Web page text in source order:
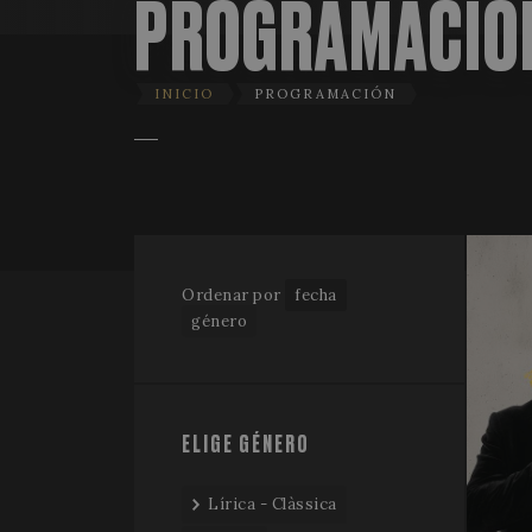
INICIO PROGRAMACIÓN
Ordenar por
fecha
género
ELIGE GÉNERO
Lírica - Clàssica